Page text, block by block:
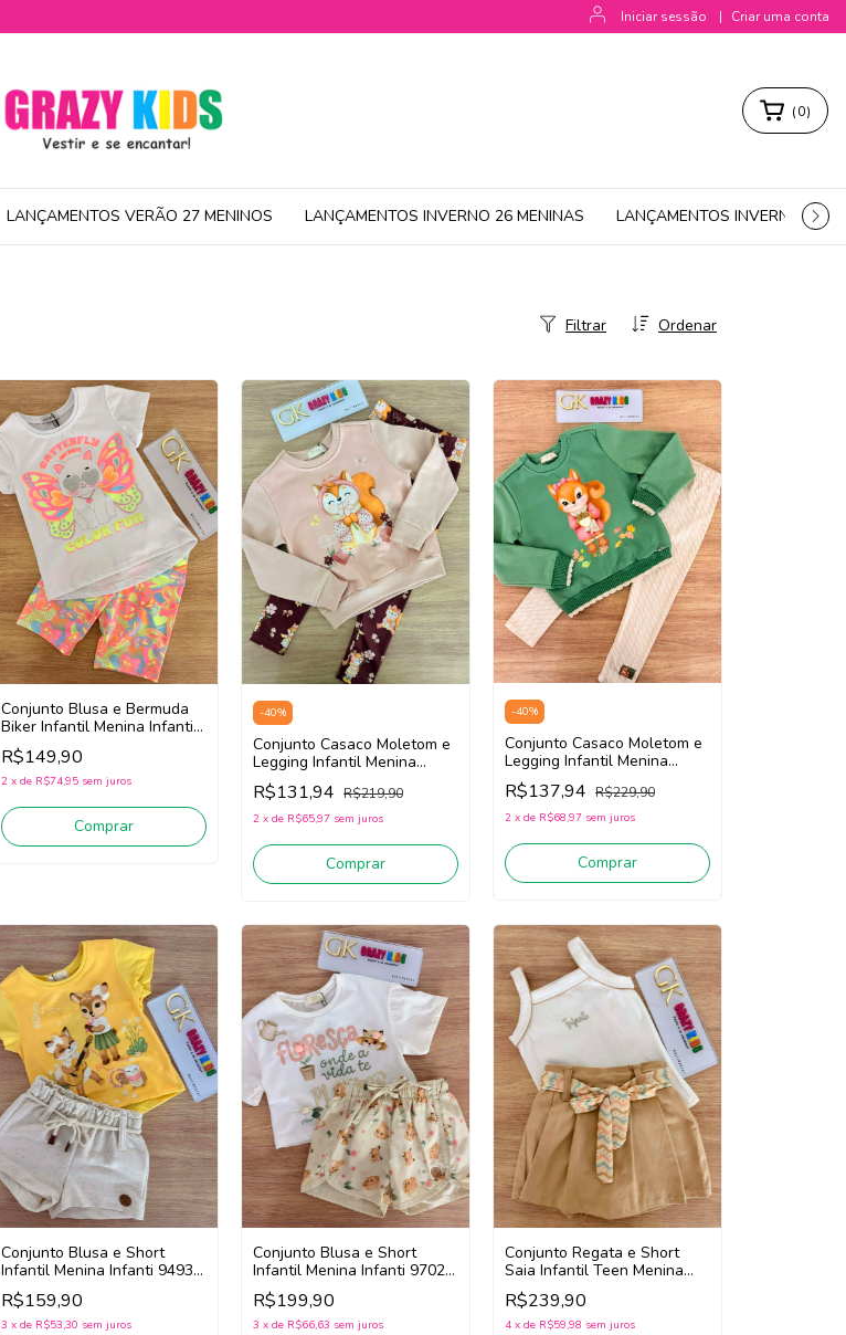
Iniciar sessão | Criar uma conta
(0)
LANÇAMENTOS VERÃO 27 MENINOS LANÇAMENTOS INVERNO 26 MENINAS LANÇAMENTOS INVERNO 26
Ordenar
Filtrar
Conjunto Blusa e Bermuda
Biker Infantil Menina Infanti
95319 (Branco/Rosa)
R$149,90
2 x de R$74,95 sem juros
Comprar
-40%
Conjunto Casaco Moletom e
Legging Infantil Menina
Infanti 89624 (Rosa/Vinho
Bordô)
R$131,94 R$219,90
2 x de R$65,97 sem juros
Comprar
-40%
Conjunto Casaco Moletom e
Legging Infantil Menina
Infanti 89420 (Verde/Bege
Claro)
R$137,94 R$229,90
2 x de R$68,97 sem juros
Comprar
Conjunto Blusa e Short
Infantil Menina Infanti 94932
(Amarelo/Off White)
R$159,90
3 x de R$53,30 sem juros
Conjunto Blusa e Short
Infantil Menina Infanti 97022
(Off White/Bege)
R$199,90
3 x de R$66,63 sem juros
Conjunto Regata e Short
Saia Infantil Teen Menina
Infanti 97047 (Off
White/Bege)
R$239,90
4 x de R$59,98 sem juros